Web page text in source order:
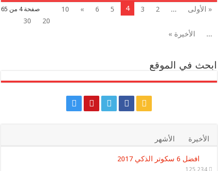
صفحة 4 من 65 « الأولى ...
2
3
4
5
6
»
10
20
30
...
الأخيرة »
ابحث في الموقع
الأخيرة الأشهر
افضل 6 سكوتر الذكي 2017
125,234